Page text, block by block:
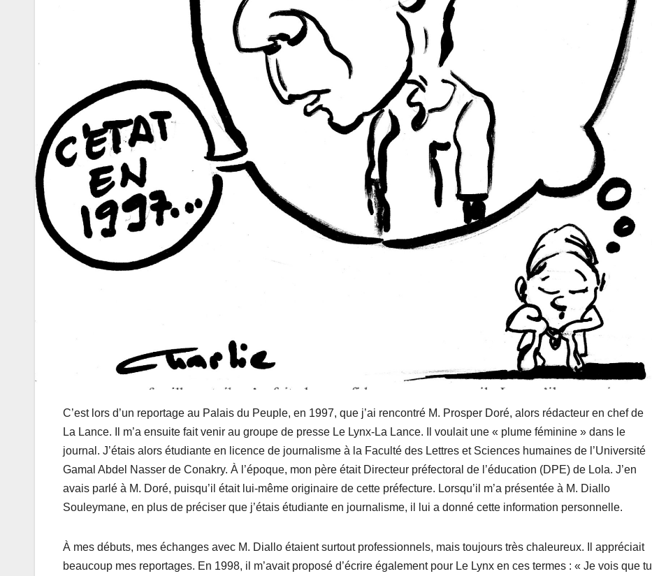
C’est lors d’un reportage au Palais du Peuple, en 1997, que j’ai rencontré M. Prosper Doré, alors rédacteur en chef de
La Lance. Il m’a ensuite fait venir au groupe de presse Le Lynx-La Lance. Il voulait une « plume féminine » dans le
journal. J’étais alors étudiante en licence de journalisme à la Faculté des Lettres et Sciences humaines de l’Université
Gamal Abdel Nasser de Conakry. À l’époque, mon père était Directeur préfectoral de l’éducation (DPE) de Lola. J’en
avais parlé à M. Doré, puisqu’il était lui-même originaire de cette préfecture. Lorsqu’il m’a présentée à M. Diallo
Souleymane, en plus de préciser que j’étais étudiante en journalisme, il lui a donné cette information personnelle.
À mes débuts, mes échanges avec M. Diallo étaient surtout professionnels, mais toujours très chaleureux. Il appréciait
beaucoup mes reportages. En 1998, il m’avait proposé d’écrire également pour Le Lynx en ces termes : « Je vois que tu